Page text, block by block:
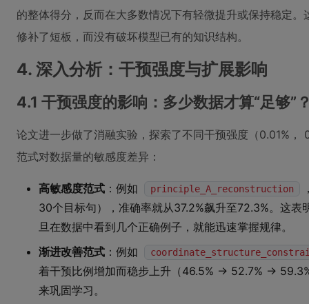
的整体得分，反而在大多数情况下有轻微提升或保持稳定。
修补了短板，而没有破坏模型已有的知识结构。
4. 深入分析：干预强度与扩展影响
4.1 干预强度的影响：多少数据才算“足够”
论文进一步做了消融实验，探索了不同干预强度（0.01%，
范式对数据量的敏感度差异：
高敏感度范式 ：例如 principle_A_reconstruction
30个目标句），准确率就从37.2%飙升至72.3%。这表
旦在数据中看到几个正确例子，就能迅速掌握规律。
渐进改善范式 ：例如
着干预比例增加而稳步上升（46.5% -> 52.7% ->
来巩固学习。